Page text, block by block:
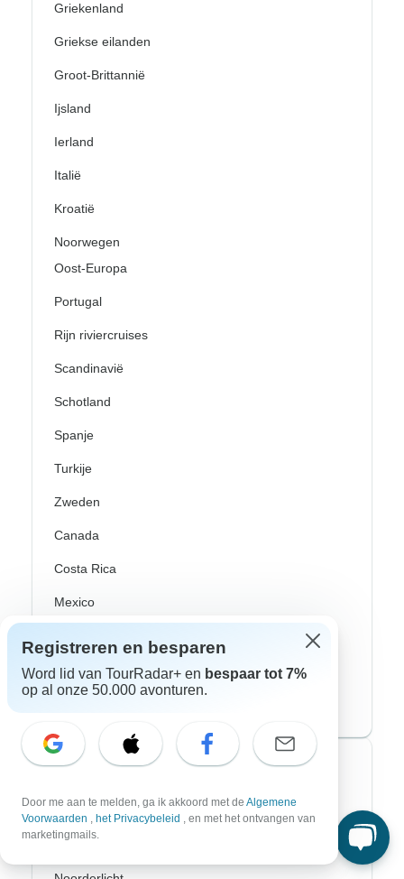
Griekenland
Griekse eilanden
Groot-Brittannië
Ijsland
Ierland
Italië
Kroatië
Noorwegen
Oost-Europa
Portugal
Rijn riviercruises
Scandinavië
Schotland
Spanje
Turkije
Zweden
Canada
Costa Rica
Mexico
USA
Top avonturenstijlen
Avontuurlijke rondreizen
Fiets Rondreizen
Registreren en besparen
Word lid van TourRadar+ en bespaar tot 7%
op al onze 50.000 avonturen.
Door me aan te melden, ga ik akkoord met de Algemene
Voorwaarden , het Privacybeleid , en met het ontvangen van
marketingmails.